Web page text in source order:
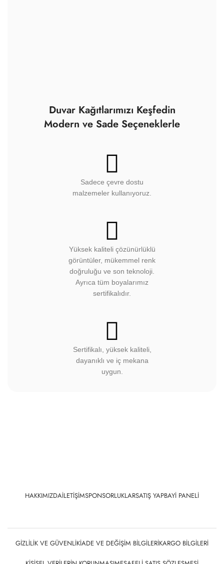
Duvar Kağıtlarımızı Keşfedin
Modern ve Sade Seçeneklerle
Sadece çevre dostu
malzemeler kullanıyoruz.
Yüksek kaliteli çözünürlüklü
görüntüler, mükemmel renk
doğruluğu ve son teknoloji.
Ayrıca tüm boyalarımız
sertifikalıdır.
Sertifikalı, yüksek kaliteli,
dayanıklı ve iç mekana
uygun.
HAKKIMIZDAİLETIŞIMSPONSORLUKLARSATIŞ YAPBAYI PANELI
GIZLILIK VE GÜVENLIKİADE VE DEĞIŞIM BILGILERIKARGO BILGILERI